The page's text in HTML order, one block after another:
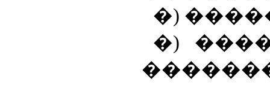
�)
�)